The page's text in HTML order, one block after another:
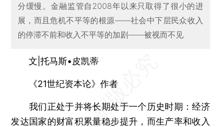
分缓慢。金融监管自2008年以来只取得了很小的进
展，而且危机不平等的根源——社会中下层民众收入
的停滞不前和收入不平等的加剧——被视而不见
文|托马斯•皮凯蒂
《21世纪资本论》作者
我们正处于并将长期处于一个历史时期：经济
发达国家的财富积累量稳步提升，而生产率和收入